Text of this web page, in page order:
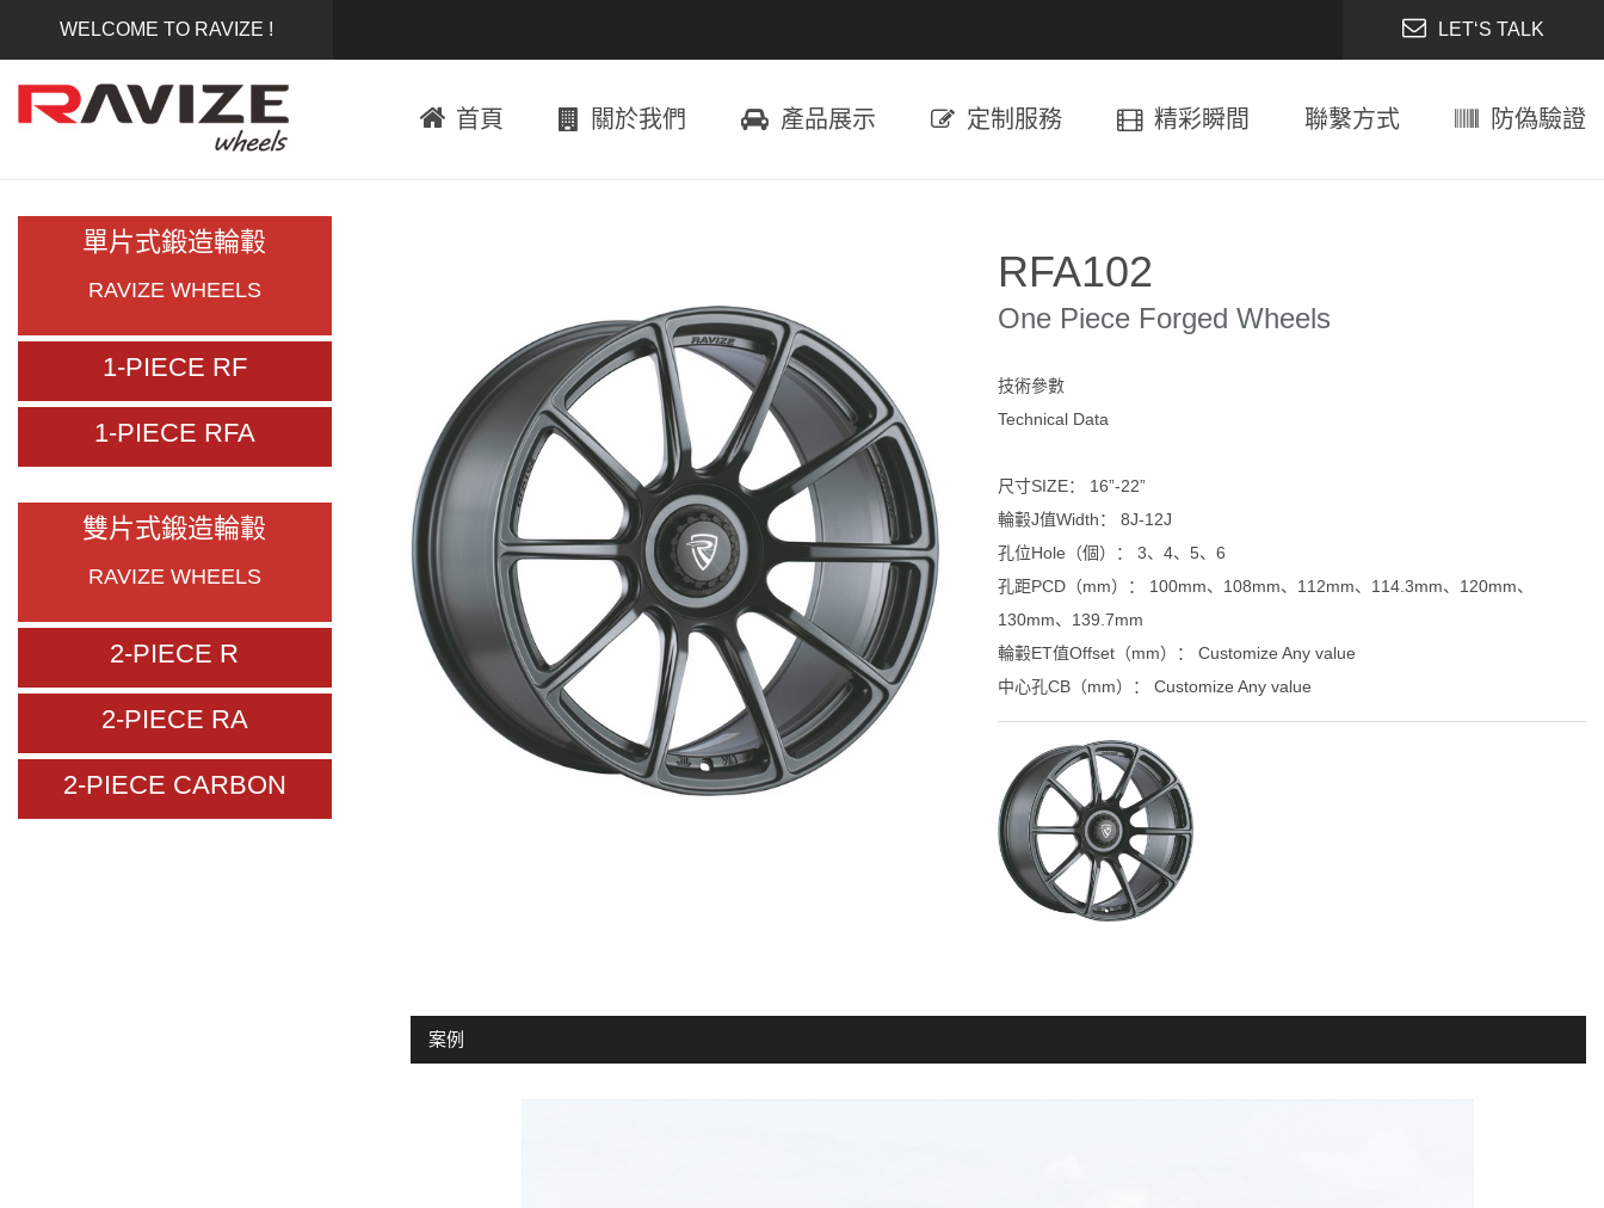
WELCOME TO RAVIZE ! LET‘S TALK
防偽驗證
聯繫方式
精彩瞬間
定制服務
產品展示
關於我們
首頁
單片式鍛造輪轂
RAVIZE WHEELS
1-PIECE RF
1-PIECE RFA
雙片式鍛造輪轂
RAVIZE WHEELS
2-PIECE R
2-PIECE RA
2-PIECE CARBON
RFA102
One Piece Forged Wheels
技術參數
Technical Data
尺寸SIZE： 16”-22”
輪轂J值Width： 8J-12J
孔位Hole（個）： 3、4、5、6
孔距PCD（mm）： 100mm、108mm、112mm、114.3mm、120mm、
130mm、139.7mm
輪轂ET值Offset（mm）： Customize Any value
中心孔CB（mm）： Customize Any value
案例